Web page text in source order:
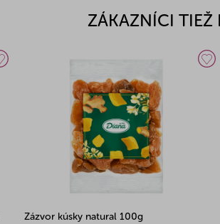
ZÁKAZNÍCI
Zázvor kúsky natural 100g